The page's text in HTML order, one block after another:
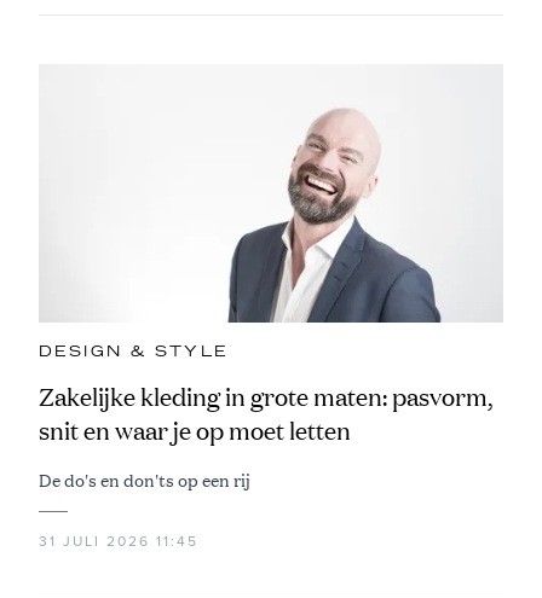
DESIGN & STYLE
Zakelijke kleding in grote maten: pasvorm,
snit en waar je op moet letten
De do's en don'ts op een rij
31 JULI 2026 11:45